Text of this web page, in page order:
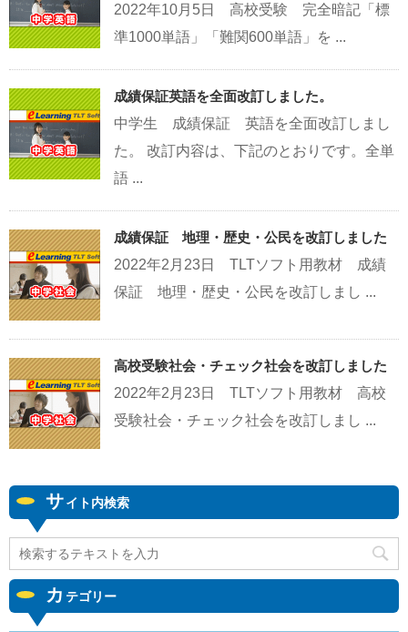
2022年10月5日 高校受験 完全暗記「標
準1000単語」「難関600単語」を ...
成績保証英語を全面改訂しました。
中学生 成績保証 英語を全面改訂しまし
た。 改訂内容は、下記のとおりです。全単
語 ...
成績保証 地理・歴史・公民を改訂しました
2022年2月23日 TLTソフト用教材 成績
保証 地理・歴史・公民を改訂しまし ...
高校受験社会・チェック社会を改訂しました
2022年2月23日 TLTソフト用教材 高校
受験社会・チェック社会を改訂しまし ...
サイト内検索
カ テゴリー